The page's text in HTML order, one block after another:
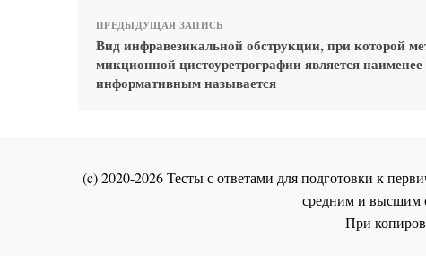
ПРЕДЫДУЩАЯ ЗАПИСЬ
Вид инфравезикальной обструкции, при которой
микционной цистоуретрографии является наименее
информативным называется
(c) 2020-2026 Тесты с ответами для подготовки к
средним и высшим
При